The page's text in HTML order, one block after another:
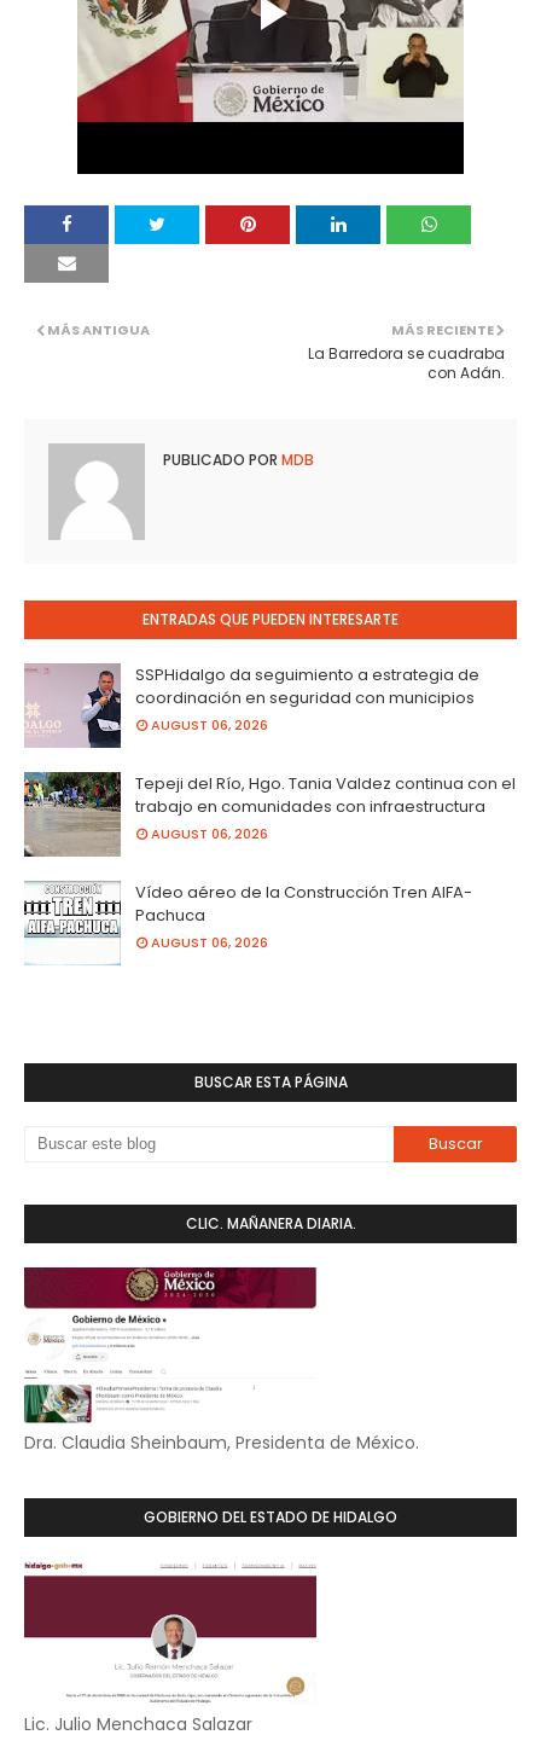
MÁS RECIENTE
La Barredora se cuadraba
con Adán.
MÁS ANTIGUA
PUBLICADO POR MDB
ENTRADAS QUE PUEDEN INTERESARTE
SSPHidalgo da seguimiento a estrategia de
coordinación en seguridad con municipios
AUGUST 06, 2026
Tepeji del Río, Hgo. Tania Valdez continua con el
trabajo en comunidades con infraestructura
AUGUST 06, 2026
Vídeo aéreo de la Construcción Tren AIFA-
Pachuca
AUGUST 06, 2026
BUSCAR ESTA PÁGINA
CLIC. MAÑANERA DIARIA.
Dra. Claudia Sheinbaum, Presidenta de México.
GOBIERNO DEL ESTADO DE HIDALGO
Lic. Julio Menchaca Salazar